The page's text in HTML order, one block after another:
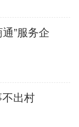
”服务企
出村